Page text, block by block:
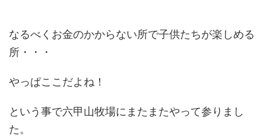
なるべくお金のかからない所で子供たちが楽しめる
所・・・
やっぱここだよね！
という事で六甲山牧場にまたまたやって参りまし
た。